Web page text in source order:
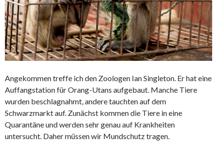
Angekommen treffe ich den Zoologen Ian Singleton. Er hat eine
Auffangstation für Orang-Utans aufgebaut. Manche Tiere
wurden beschlagnahmt, andere tauchten auf dem
Schwarzmarkt auf. Zunächst kommen die Tiere in eine
Quarantäne und werden sehr genau auf Krankheiten
untersucht. Daher müssen wir Mundschutz tragen.